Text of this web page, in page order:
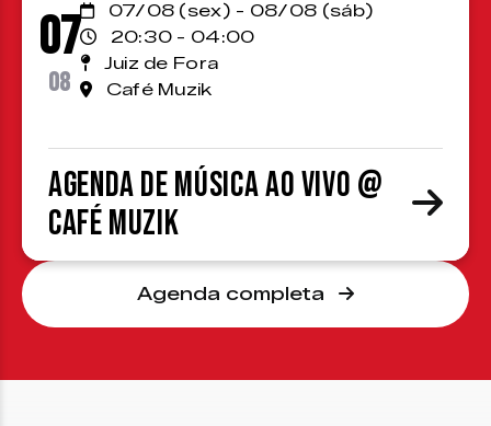
07
08
07/08 (sex) - 08/08 (sáb)
20:30 - 04:00
Juiz de Fora
Café Muzik
Agenda de Música ao Vivo @
Café Muzik
Agenda completa